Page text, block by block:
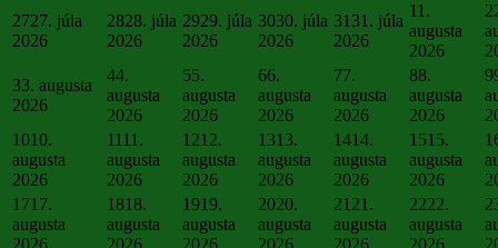
2727. júla
2026
2828. júla
2026
2929. júla
2026
3030. júla
2026
31 31. júla
2026
1 1.
augusta
2026
2
33. augusta
2026
44.
augusta
2026
55.
augusta
2026
66.
augusta
2026
77.
augusta
2026
88.
augusta
2026
9
1010.
augusta
2026
11 11.
augusta
2026
1212.
augusta
2026
1313.
augusta
2026
1414.
augusta
2026
1515.
augusta
2026
1717.
augusta
1818.
augusta
1919.
augusta
2020.
augusta
21 21.
augusta
2222.
augusta